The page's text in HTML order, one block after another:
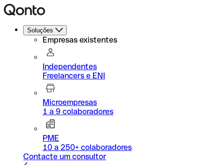
Soluções
Empresas existentes
Independentes
Freelancers e ENI
Microempresas
1 a 9 colaboradores
PME
10 a 250+ colaboradores
Contacte um consultor